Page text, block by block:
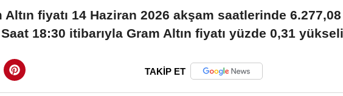
Altın fiyatı 14 Haziran 2026 akşam saatlerinde
18:30 itibarıyla Gram Altın fiyatı yüzde 0,31
TAKİP ET